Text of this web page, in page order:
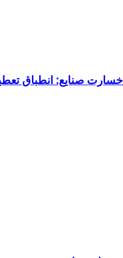
خسارت صنایع: انطباق